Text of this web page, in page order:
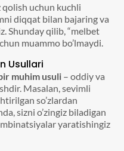
qolish uchun kuchli
diqqat bilan bajaring va
Shunday qilib, “melbet
muammo bo’lmaydi.
Usullari
muhim usuli – oddiy va
Masalan, sevimli
so’zlardan
sizni o’zingiz biladigan
yaratishingiz